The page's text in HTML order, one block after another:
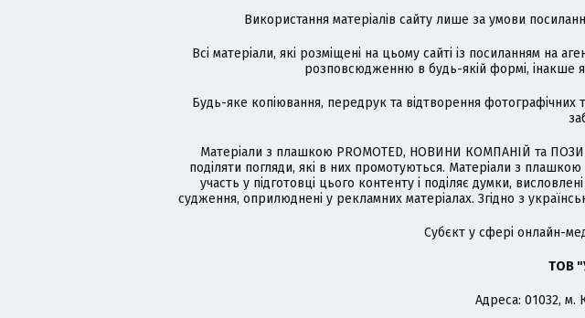
Використання матеріалів сайту лише за умови
Всі матеріали, які розміщені на цьому сайті із посиланням на
розповсюдженню в будь-якій формі, інакше
Будь-яке копіювання, передрук та відтворення фотографічних
Матеріали з плашкою PROMOTED, НОВИНИ КОМПАНІЙ та
поділяти погляди, які в них промотуються. Матеріали з
участь у підготовці цього контенту і поділяє думки,
судження, оприлюднені у рекламних матеріалах. Згідно з
Cубєкт у сфері онлайн-
ТОВ
Адреса: 01032, м.